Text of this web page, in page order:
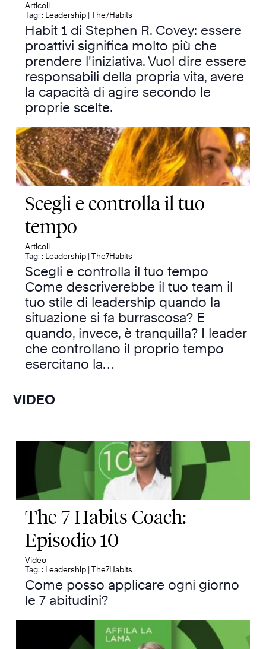
Articoli
Tag: : Leadership |The7Habits
Habit 1 di Stephen R. Covey: essere
proattivi significa molto più che
prendere l'iniziativa. Vuol dire essere
responsabili della propria vita, avere
la capacità di agire secondo le
proprie scelte.
Scegli e controlla il tuo
tempo
Articoli
Tag: : Leadership |The7Habits
Scegli e controlla il tuo tempo
Come descriverebbe il tuo team il
tuo stile di leadership quando la
situazione si fa burrascosa? E
quando, invece, è tranquilla? I leader
che controllano il proprio tempo
esercitano la…
VIDEO
The 7 Habits Coach:
Episodio 10
Video
Tag: : Leadership |The7Habits
Come posso applicare ogni giorno
le 7 abitudini?